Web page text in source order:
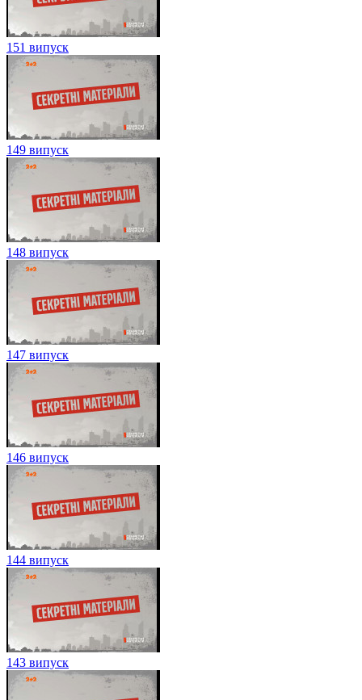
151 випуск
149 випуск
148 випуск
147 випуск
146 випуск
144 випуск
143 випуск